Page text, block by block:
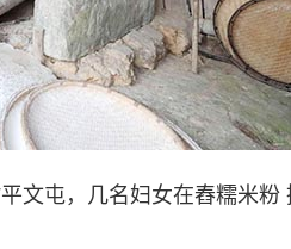
屯，几名妇女在舂糯米粉